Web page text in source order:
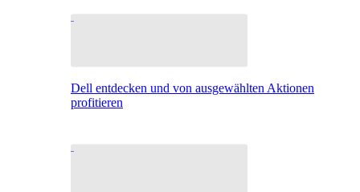
Dell entdecken und von ausgewählten Aktionen
profitieren